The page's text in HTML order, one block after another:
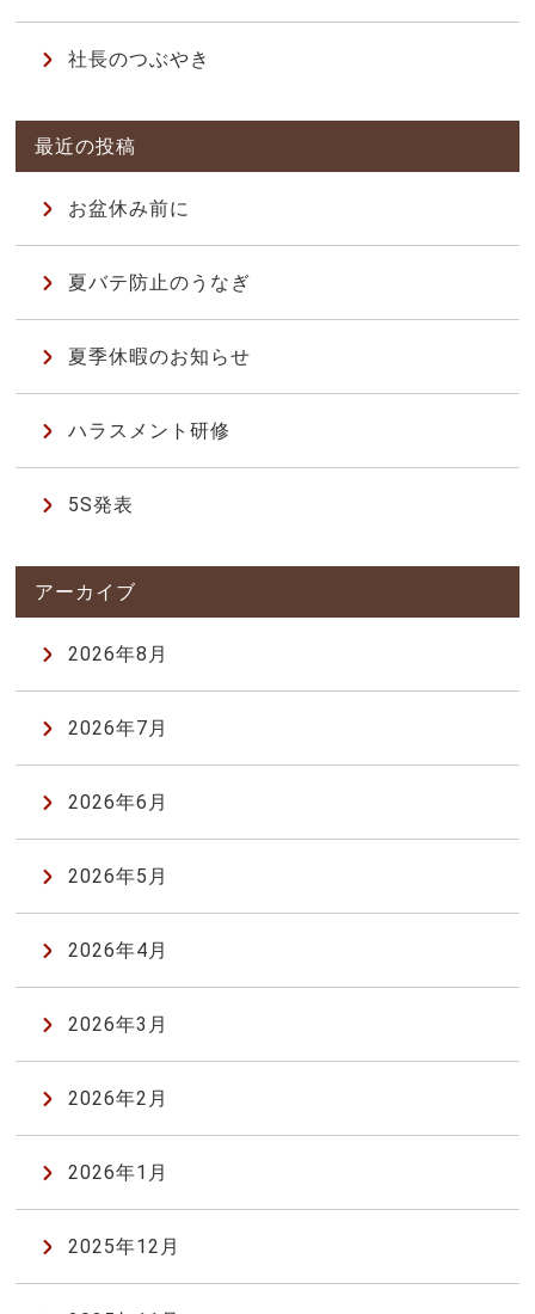
社長のつぶやき
お盆休み前に
夏バテ防止のうなぎ
夏季休暇のお知らせ
ハラスメント研修
5S発表
2026年8月
2026年7月
2026年6月
2026年5月
2026年4月
2026年3月
2026年2月
2026年1月
2025年12月